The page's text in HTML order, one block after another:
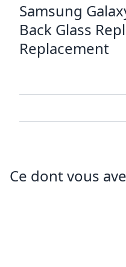
Samsung
Back Glass
Replacement
Ce dont vous